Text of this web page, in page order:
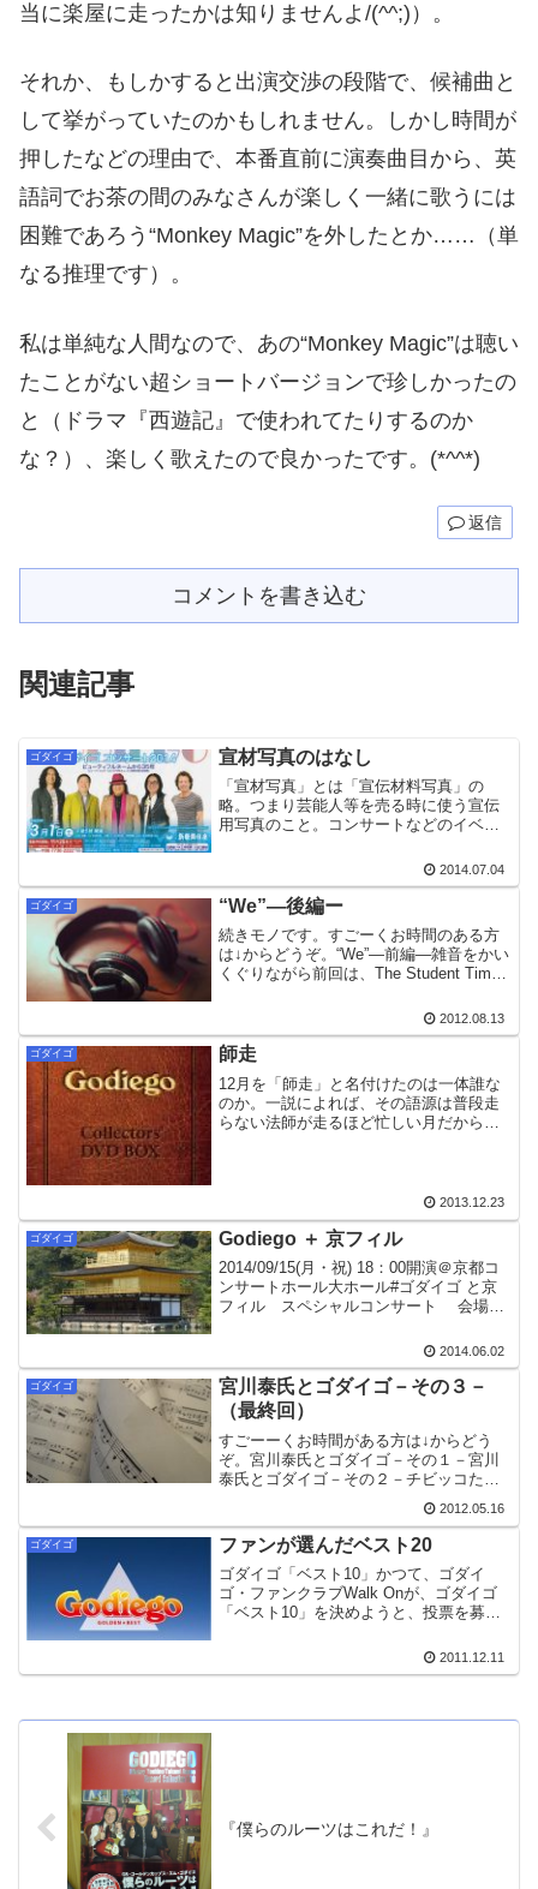
当に楽屋に走ったかは知りませんよ/(^^;)）。
それか、もしかすると出演交渉の段階で、候補曲と
して挙がっていたのかもしれません。しかし時間が
押したなどの理由で、本番直前に演奏曲目から、英
語詞でお茶の間のみなさんが楽しく一緒に歌うには
困難であろう“Monkey Magic”を外したとか……（単
なる推理です）。
私は単純な人間なので、あの“Monkey Magic”は聴い
たことがない超ショートバージョンで珍しかったの
と（ドラマ『西遊記』で使われてたりするのか
な？）、楽しく歌えたので良かったです。(*^^*)
返信
コメントを書き込む
関連記事
ゴダイゴ 宣材写真のはなし
「宣材写真」とは「宣伝材料写真」の
略。つまり芸能人等を売る時に使う宣伝
用写真のこと。コンサートなどのイベン
伝媒体には、宣材写真が使われる。テレ
ビのバラエティ番組で、出演者以外の有
名人の話題になったときに、...
2014.07.04
ゴダイゴ “We”―後編ー
続きモノです。すごーくお時間のある方
は↓からどうぞ。“We”―前編―雑音をかい
くぐりながら前回は、The Student Times
イゴランド・ハッピートーク」（TBSラ
ジオ、放送期間1979年10月8日...
2012.08.13
ゴダイゴ 師走
12月を「師走」と名付けたのは一体誰な
のか。一説によれば、その語源は普段走
らない法師が走るほど忙しい月だからだ
2013.12.23
ゴダイゴ Godiego ＋ 京フィル
2014/09/15(月・祝) 18：00開演＠京都コ
ンサートホール大ホール#ゴダイゴ と京
フィル スペシャルコンサート 会場：
2014/9/15(月・祝) — tiara_remix
(@tiara_rem...
2014.06.02
ゴダイゴ
宮川泰氏とゴダイゴ－その３－
（最終回）
すごーーくお時間がある方は↓からどう
ぞ。宮川泰氏とゴダイゴ－その１－宮川
泰氏とゴダイゴ－その２－チビッコたち
川氏は、“Beautiful Name”や「銀河鉄道
999」を絶賛する。その一方、ゴダイゴが
「自...
2012.05.16
ゴダイゴ ファンが選んだベスト20
ゴダイゴ「ベスト10」かつて、ゴダイ
ゴ・ファンクラブWalk Onが、ゴダイゴ
「ベスト10」を決めようと、投票を募っ
の曲のなかで好きな曲を一曲だけ投票し
てください。」（『Walk On 26号』
2011.12.11
『僕らのルーツはこれだ！』